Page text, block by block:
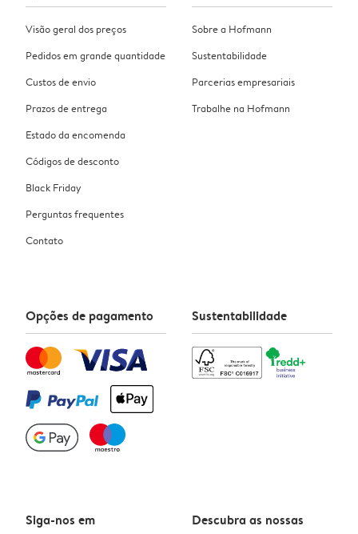
Visão geral dos preços
Pedidos em grande quantidade
Custos de envio
Prazos de entrega
Estado da encomenda
Códigos de desconto
Black Friday
Perguntas frequentes
Contato
Sobre a Hofmann
Sustentabilidade
Parcerias empresariais
Trabalhe na Hofmann
Opções de pagamento Sustentabilidade
Siga-nos em
Descubra as nossas